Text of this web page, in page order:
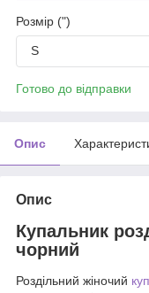
Розмір (")
S
Готово до відправки
Опис
Опис
Купальник
чорний
Роздільний жіночий